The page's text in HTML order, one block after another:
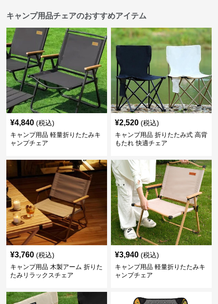
キャンプ用品チェアのおすすめアイテム
¥4,840 (税込)
キャンプ用品 軽量折りたたみキ
ャンプチェア
¥2,520 (税込)
キャンプ用品 折りたたみ式 高背
もたれ 快適チェア
¥3,760 (税込)
キャンプ用品 木製アーム 折りた
たみリラックスチェア
¥3,940 (税込)
キャンプ用品 軽量折りたたみキ
ャンプチェア